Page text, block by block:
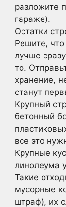
разложите
гараже).
Остатки
Решите,
лучше
то.
хранение,
станут
Крупный
бетонный
все это
Крупные
линолеума
Такие
мусорные
штраф), их